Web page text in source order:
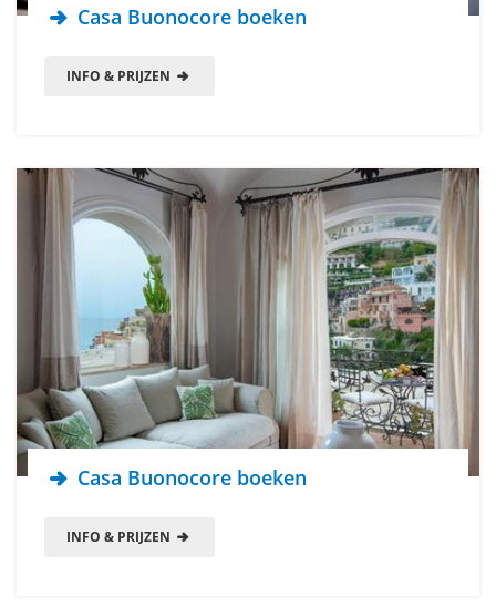
Casa Buonocore boeken
INFO & PRIJZEN
Casa Buonocore boeken
INFO & PRIJZEN